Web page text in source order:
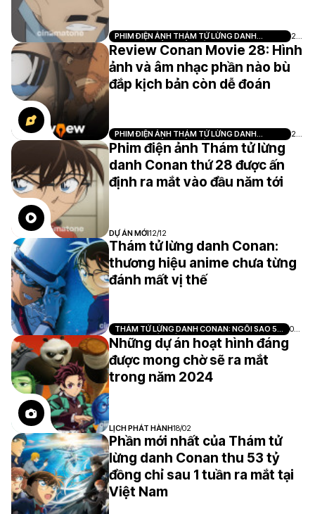
PHIM ĐIỆN ẢNH THÁM TỬ LỪNG DANH
CONAN: DƯ ẢNH CỦA ĐỘC NHÃN
28/
07
Review Conan Movie 28: Hình
ảnh và âm nhạc phần nào bù
đắp kịch bản còn dễ đoán
PHIM ĐIỆN ẢNH THÁM TỬ LỪNG DANH
CONAN: DƯ ẢNH CỦA ĐỘC NHÃN
20/
Phim điện ảnh Thám tử lừng
danh Conan thứ 28 được ấn
định ra mắt vào đầu năm tới
DỰ ÁN MỚI12/12
Thám tử lừng danh Conan:
thương hiệu anime chưa từng
đánh mất vị thế
THÁM TỬ LỪNG DANH CONAN: NGÔI SAO 5
CÁNH 1 TRIỆU ĐÔ
07/
Những dự án hoạt hình đáng
được mong chờ sẽ ra mắt
trong năm 2024
LỊCH PHÁT HÀNH18/02
Phần mới nhất của Thám tử
lừng danh Conan thu 53 tỷ
đồng chỉ sau 1 tuần ra mắt tại
Việt Nam